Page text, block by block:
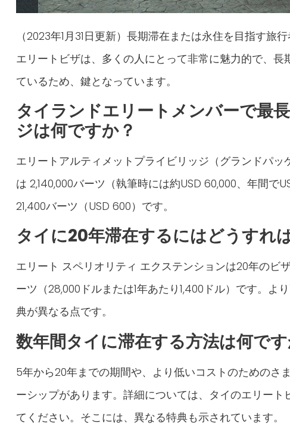
（2023年1月31日更新）長期滞在または永住を目指す旅
エリートビザは、多くの人にとって非常に魅力的で、
ているため、鍵となっています。
タイランドエリートメンバーで最
ジは何ですか？
エリートアルティメットプライビリッジ（グランドパッ
は 2,140,000バーツ（執筆時には約USD 60,000、年間で
21,400バーツ（USD 600）です。
タイに20年滞在するにはどうすれ
エリート スペリオリティ エクステンションは20年のビ
ーツ（28,000ドルまたは1年あたり1,400ドル）です。よ
典が異なる点です。
数年間タイに滞在する方法は何です
5年から20年までの期間や、より低いコストのためのさ
ーシップがあります。詳細については、タイのエリート
てください。そこには、異なる特典も示されています。